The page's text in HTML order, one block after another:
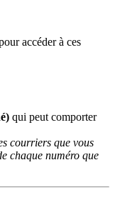
accéder à ces
qui peut comporter
courriers que vous
chaque numéro que